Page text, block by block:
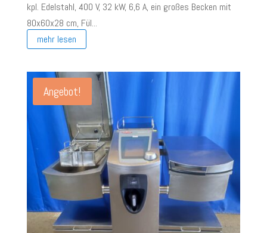
kpl. Edelstahl, 400 V, 32 kW, 6,6 A, ein großes Becken mit
80x60x28 cm, Fül...
mehr lesen
Angebot!